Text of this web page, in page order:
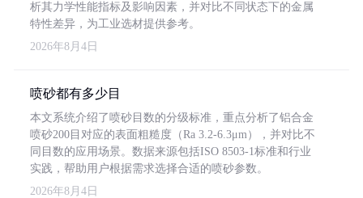
析其力学性能指标及影响因素，并对比不同状态下的金属
特性差异，为工业选材提供参考。
2026年8月4日
喷砂都有多少目
本文系统介绍了喷砂目数的分级标准，重点分析了铝合金
喷砂200目对应的表面粗糙度（Ra 3.2-6.3μm），并对比不
同目数的应用场景。数据来源包括ISO 8503-1标准和行业
实践，帮助用户根据需求选择合适的喷砂参数。
2026年8月4日